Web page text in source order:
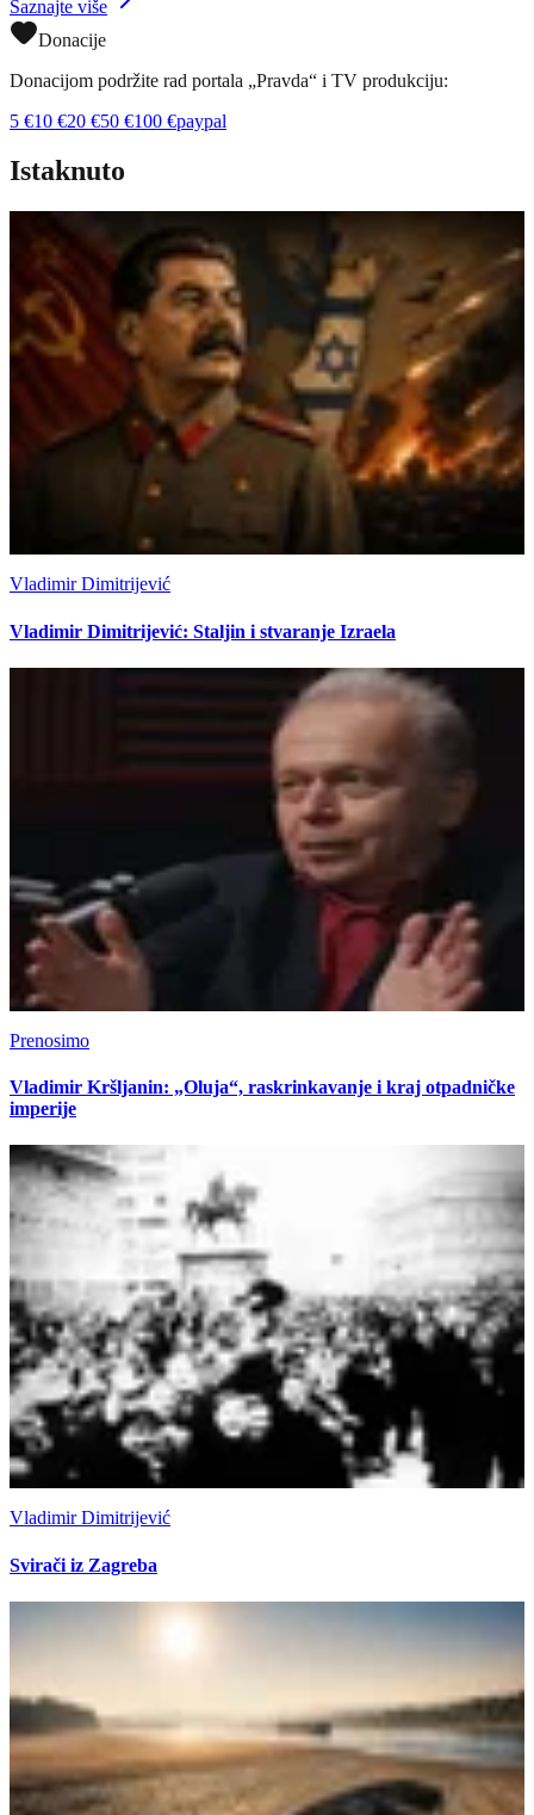
Saznajte više
Donacije
Donacijom podržite rad portala „Pravda“ i TV produkciju:
5 €10 €20 €50 €100 €paypal
Istaknuto
Vladimir Dimitrijević
Vladimir Dimitrijević: Staljin i stvaranje Izraela
Prenosimo
Vladimir Kršljanin: „Oluja“, raskrinkavanje i kraj otpadničke
imperije
Vladimir Dimitrijević
Svirači iz Zagreba